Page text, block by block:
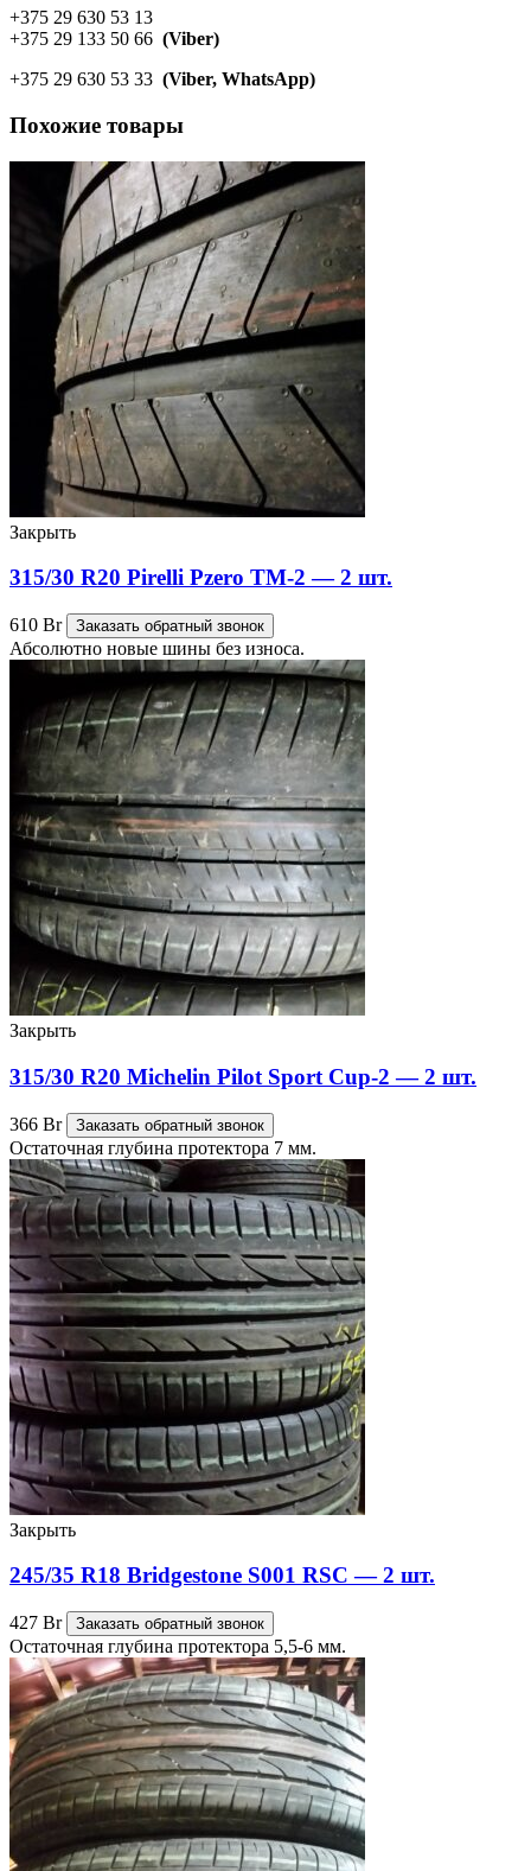
+375 29 630 53 13
+375 29 133 50 66 (Viber)
+375 29 630 53 33 (Viber, WhatsApp)
Похожие товары
Закрыть
315/30 R20 Pirelli Pzero TM-2 — 2 шт.
610 Br Заказать обратный звонок
Абсолютно новые шины без износа.
Закрыть
315/30 R20 Michelin Pilot Sport Cup-2 — 2 шт.
366 Br Заказать обратный звонок
Остаточная глубина протектора 7 мм.
Закрыть
245/35 R18 Bridgestone S001 RSC — 2 шт.
427 Br Заказать обратный звонок
Остаточная глубина протектора 5,5-6 мм.